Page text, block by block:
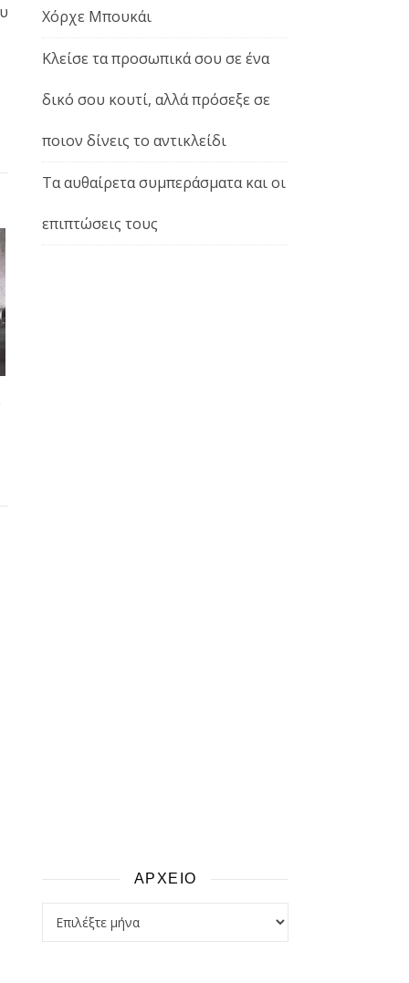
Χόρχε Μπουκάι
Κλείσε τα προσωπικά σου σε ένα
δικό σου κουτί, αλλά πρόσεξε σε
ποιον δίνεις το αντικλείδι
Τα αυθαίρετα συμπεράσματα και οι
επιπτώσεις τους
ΑΡΧΕΙΟ